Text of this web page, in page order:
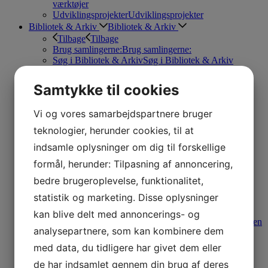
værktøjer
UdviklingsprojekterUdviklingsprojekter
Bibliotek & Arkiv
Bibliotek & Arkiv
Tilbage Tilbage
Brug samlingerne:Brug samlingerne:
Søg i Bibliotek & ArkivSøg i Bibliotek & Arkiv
Digitale samlinger
Digitale samlinger
Arbejdernes forsamlingsbygningArbejdernes
forsamlingsbygning
Hele Danmarks StauningHele Danmarks Stauning
International solidaritetInternational solidaritet
Påskekrisen
Sikkerhedspolitik – Krig og FredSikkerhedspolitik –
Krig og Fred
Demokrati og Grundlov
Demokrati og Grundlov
Stormen på Børsen 1918Stormen på Børsen 1918
Plads til os allePlads til os alle
1. Maj – Kampen om Tiden 1. Maj – Kampen om Tiden
Den Tidlige ArbejderbevægelseDen Tidlige
Arbejderbevægelse
Fagbevægelsen – Før og NuFagbevægelsen – Før og
Nu
Samtykke til cookies
Vi og vores samarbejdspartnere bruger
teknologier, herunder cookies, til at
indsamle oplysninger om dig til forskellige
formål, herunder: Tilpasning af annoncering,
bedre brugeroplevelse, funktionalitet,
statistik og marketing. Disse oplysninger
kan blive delt med annoncerings- og
analysepartnere, som kan kombinere dem
med data, du tidligere har givet dem eller
de har indsamlet gennem din brug af deres